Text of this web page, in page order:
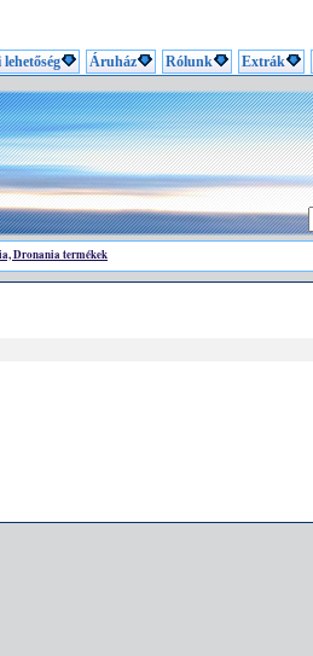
Áruház Rólunk Extrák
Dronania termékek